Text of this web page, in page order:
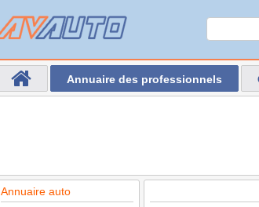
Annuaire des professionnels
Annuaire auto